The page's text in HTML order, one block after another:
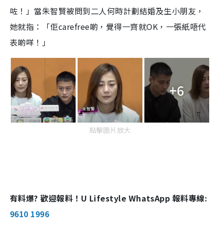
咗！」當朱智賢被問到二人何時計劃結婚及生小朋友，
她就指：「佢carefree啲，覺得一齊就OK，一張紙唔代
表啲咩！」
+6
點擊圖片放大
有料爆? 歡迎報料！U Lifestyle WhatsApp 報料專線:
9610 1996